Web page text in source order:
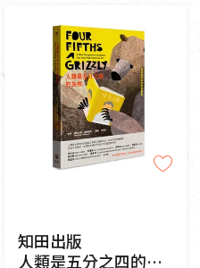
知田出版
人類是五分之四的灰熊